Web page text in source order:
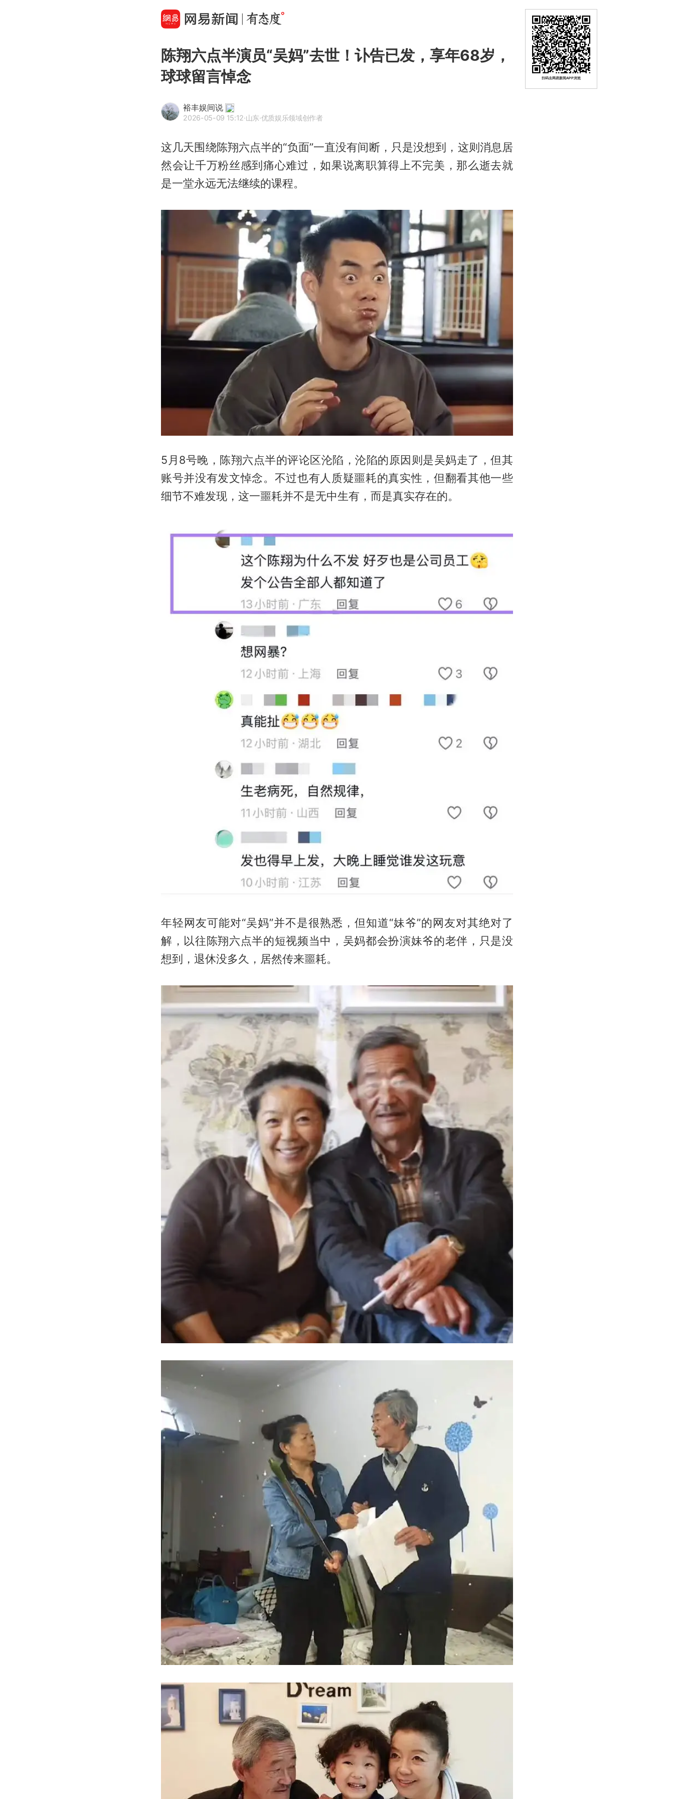
陈翔六点半演员“吴妈”去世！讣告已发，享年68岁，
球球留言悼念
裕丰娱间说
2026-05-09 15:12·山东·优质娱乐领域创作者
这几天围绕陈翔六点半的“负面”一直没有间断，只是没想到，这则消息居
然会让千万粉丝感到痛心难过，如果说离职算得上不完美，那么逝去就
是一堂永远无法继续的课程。
5月8号晚，陈翔六点半的评论区沦陷，沦陷的原因则是吴妈走了，但其
账号并没有发文悼念。不过也有人质疑噩耗的真实性，但翻看其他一些
细节不难发现，这一噩耗并不是无中生有，而是真实存在的。
年轻网友可能对“吴妈”并不是很熟悉，但知道“妹爷”的网友对其绝对了
解，以往陈翔六点半的短视频当中，吴妈都会扮演妹爷的老伴，只是没
想到，退休没多久，居然传来噩耗。
扫码去网易新闻APP浏览